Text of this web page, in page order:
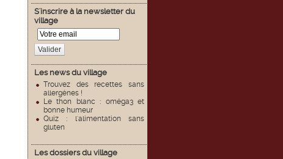
S'inscrire à la newsletter du
village
Valider
Les news du village
Trouvez des recettes sans
allergènes !
Le thon blanc : oméga3 et
bonne humeur
Quiz : l'alimentation sans
gluten
Les dossiers du village